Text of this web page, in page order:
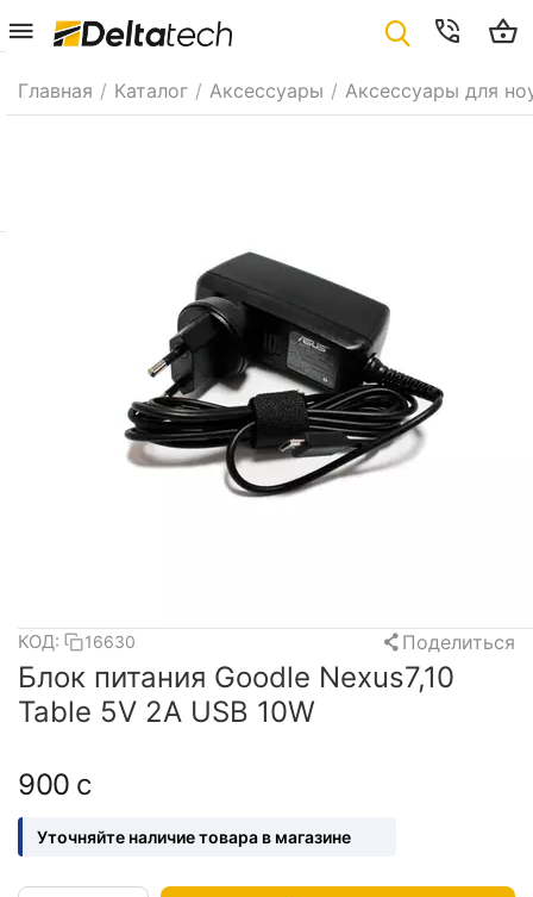
Главная / Каталог / Аксессуары / Аксессуары для
КОД: 16630 Поделиться
Блок питания Goodle Nexus7,10
Table 5V 2A USB 10W
‍900‍ с
Уточняйте наличие товара в магазине